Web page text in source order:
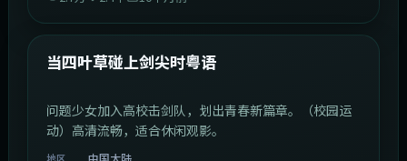
最新
当四叶草碰上剑尖时粤语
问题少女加入高校击剑队，划出青春新篇章。（校园运
动）高清流畅，适合休闲观影。
地区 中国大陆